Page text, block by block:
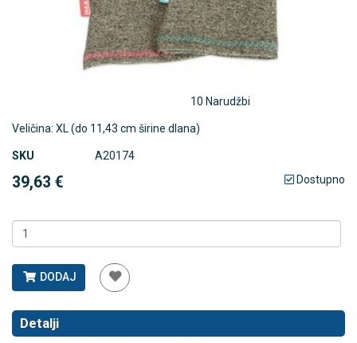
10 Narudžbi
Veličina: XL (do 11,43 cm širine dlana)
SKU A20174
39,63 € Dostupno
DODAJ
Detalji